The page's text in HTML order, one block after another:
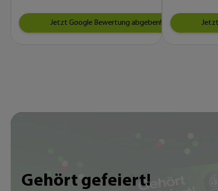
Jetzt Google Bewertung abgeben!
Gehört gefeiert!